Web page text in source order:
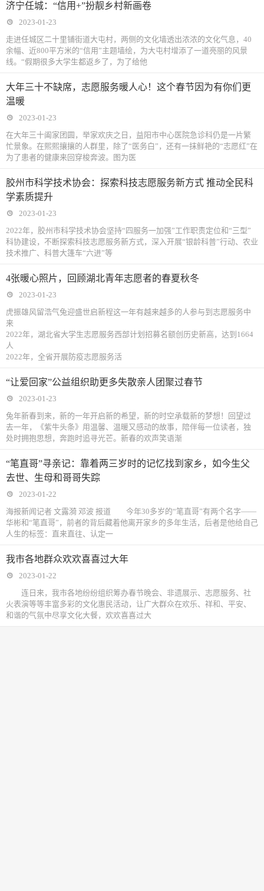
济宁任城：“信用+”扮靓乡村新画卷
2023-01-23
走进任城区二十里铺街道大屯村，两侧的文化墙透出浓浓的文化气息，40
余幅、近800平方米的“信用”主题墙绘，为大屯村增添了一道亮丽的风景
线。“假期很多大学生都返乡了，为了给他
大年三十不缺席，志愿服务暖人心！这个春节因为有你们更
温暖
2023-01-23
在大年三十阖家团圆，举家欢庆之日，益阳市中心医院急诊科仍是一片繁
忙景象。在熙熙攘攘的人群里，除了“医务白”，还有一抹鲜艳的“志愿红”在
为了患者的健康来回穿梭奔波。图为医
胶州市科学技术协会：探索科技志愿服务新方式 推动全民科
学素质提升
2023-01-23
2022年，胶州市科学技术协会坚持“四服务一加强”工作职责定位和“三型”
科协建设，不断探索科技志愿服务新方式，深入开展“银龄科普”行动、农业
技术推广、科普大篷车“六进”等
4张暖心照片，回顾湖北青年志愿者的春夏秋冬
2023-01-23
虎振雄风留浩气兔迎盛世启新程这一年有越来越多的人参与到志愿服务中
来
2022年，湖北省大学生志愿服务西部计划招募名额创历史新高，达到1664
人
2022年，全省开展防疫志愿服务活
“让爱回家”公益组织助更多失散亲人团聚过春节
2023-01-23
兔年新春到来，新的一年开启新的希望，新的时空承载新的梦想！回望过
去一年，《紫牛头条》用温馨、温暖又感动的故事，陪伴每一位读者，独
处时拥抱思想，奔跑时追寻光芒。新春的欢声笑语渐
“笔直哥”寻亲记：靠着两三岁时的记忆找到家乡，如今生父
去世、生母和哥哥失踪
2023-01-22
海报新闻记者 文露漪 邓波 报道 今年30多岁的“笔直哥”有两个名字——
华彬和“笔直哥”，前者的背后藏着他离开家乡的多年生活，后者是他给自己
人生的标签：直来直往、认定一
我市各地群众欢欢喜喜过大年
2023-01-22
连日来，我市各地纷纷组织筹办春节晚会、非遗展示、志愿服务、社
火表演等等丰富多彩的文化惠民活动，让广大群众在欢乐、祥和、平安、
和谐的气氛中尽享文化大餐，欢欢喜喜过大